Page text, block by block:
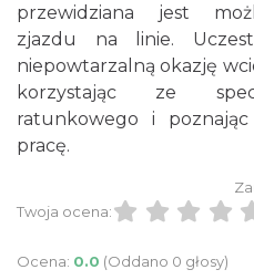
Noc Perseidów w
Podzamcze
6.91 km
przewidziana jest
zjazdu na linie.
niepowtarzalną okazję
korzystając ze
ratunkowego i
pracę.
Twoja ocena:
Ocena: 0.0 (Oddano 0 głosy)